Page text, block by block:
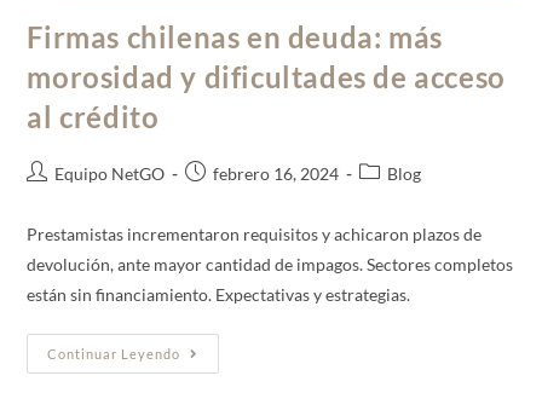
Firmas chilenas en deuda: más
morosidad y dificultades de acceso
al crédito
Equipo NetGO febrero 16, 2024 Blog
Prestamistas incrementaron requisitos y achicaron plazos de
devolución, ante mayor cantidad de impagos. Sectores completos
están sin financiamiento. Expectativas y estrategias.
Continuar Leyendo